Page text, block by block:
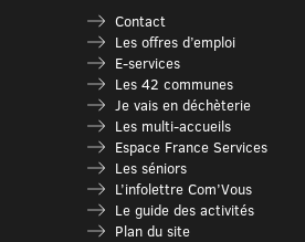
Contact
Les offres d’emploi
E-services
Les 42 communes
Je vais en déchèterie
Les multi-accueils
Espace France Services
Les séniors
L’infolettre Com’Vous
Le guide des activités
Plan du site